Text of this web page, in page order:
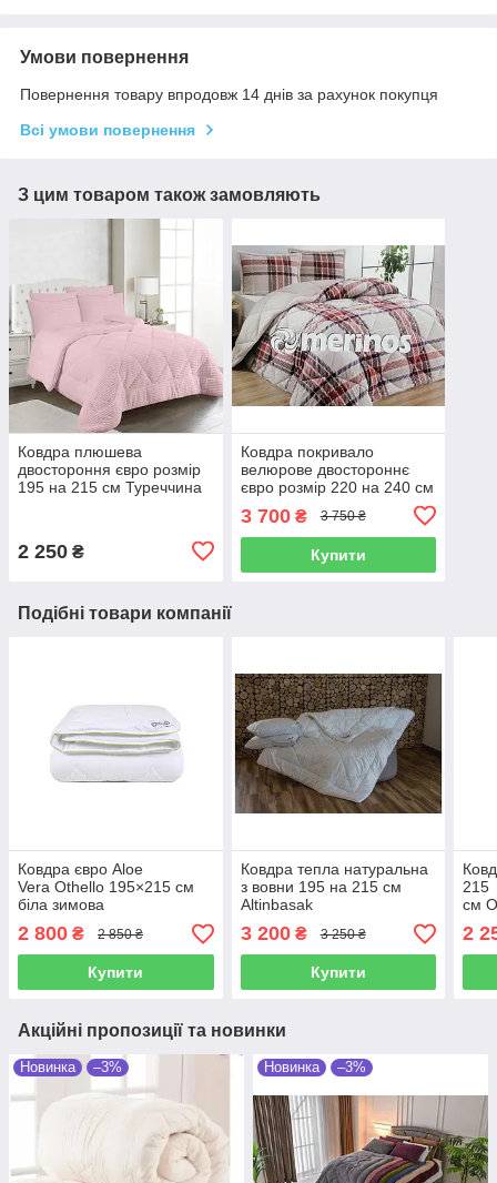
Умови повернення
Повернення товару впродовж 14 днів за рахунок покупця
Всі умови повернення
З цим товаром також замовляють
Ковдра плюшева
двостороння євро розмір
195 на 215 см Туреччина
2 250 ₴
Ковдра покривало
велюрове двостороннє
євро розмір 220 на 240 см
і наволочки 2 шт Merinos
бордове
3 700₴ 3 750 ₴
Купити
Подібні товари компанії
Ковдра євро Aloe
Vera Othello 195×215 см
біла зимова
2 800 ₴ 2 850 ₴
Купити
Ковдра тепла натуральна
з вовни 195 на 215 см
Altinbasak
3 200₴ 3 250 ₴
Купити
215
см
2
Акційні пропозиції та новинки
Новинка –3% Новинка –3%